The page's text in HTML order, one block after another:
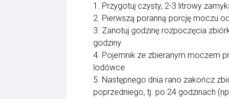
1. Przygotuj czysty, 2-3 litrowy
2. Pierwszą poranną porcję moczu
3. Zanotuj godzinę rozpoczęcia
godziny
4. Pojemnik ze zbieranym moczem
lodówce
5. Następnego dnia rano zakończ
poprzedniego, tj. po 24 godzinach